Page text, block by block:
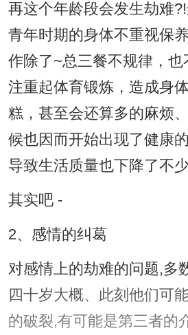
再这个年龄段会发生劫难
青年时期的身体不重视保
作除了~总三餐不规律，
注重起体育锻炼，造成身
糕，甚至会还算多的麻烦
候也因而开始出现了健康
导致生活质量也下降了不少
其实吧 -
2、感情的纠葛
对感情上的劫难的问题,多
四十岁大概、此刻他们可
的破裂,有可能是第三者的